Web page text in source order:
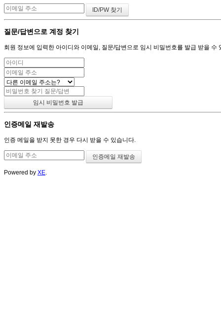
질문/답변으로 계정 찾기
회원 정보에 입력한 아이디와 이메일, 질문/답변으로 임시 비밀번호를 발급 받을 수
인증메일 재발송
인증 메일을 받지 못한 경우 다시 받을 수 있습니다.
Powered by XE.